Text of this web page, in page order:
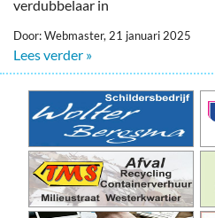
verdubbelaar in
Door: Webmaster, 21 januari 2025
Lees verder »